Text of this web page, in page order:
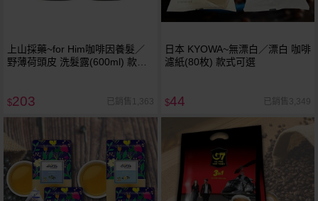
上山採藥~for Him咖啡因養髮／
野薄荷頭皮 洗髮露(600ml) 款式
$203 已銷售1,363
日本 KYOWA~無漂白／漂白 咖啡
濾紙(80枚) 款式可選
$44 已銷售3,349